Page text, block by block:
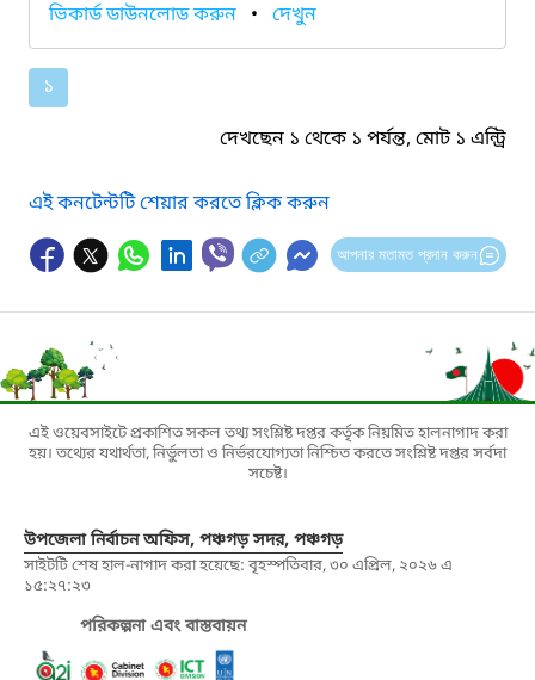
ভিকার্ড ডাউনলোড করুন • দেখুন
১
দেখছেন ১ থেকে ১ পর্যন্ত, মোট ১ এন্ট্রি
এই কনটেন্টটি শেয়ার করতে ক্লিক করুন
আপনার মতামত প্রদান করুন
এই ওয়েবসাইটে প্রকাশিত সকল তথ্য সংশ্লিষ্ট দপ্তর কর্তৃক নিয়মিত হালনাগাদ করা
হয়। তথ্যের যথার্থতা, নির্ভুলতা ও নির্ভরযোগ্যতা নিশ্চিত করতে সংশ্লিষ্ট দপ্তর সর্বদা
সচেষ্ট।
উপজেলা নির্বাচন অফিস, পঞ্চগড় সদর, পঞ্চগড়
সাইটটি শেষ হাল-নাগাদ করা হয়েছে: বৃহস্পতিবার, ৩০ এপ্রিল, ২০২৬ এ
১৫:২৭:২৩
পরিকল্পনা এবং বাস্তবায়ন